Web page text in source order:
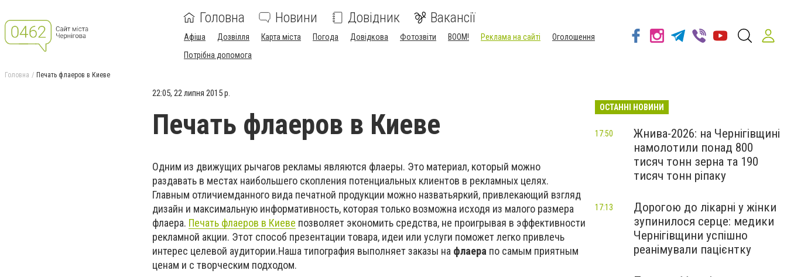
Головна Новини Довідник Вакансії
Афіша Дозвілля Карта міста Погода Довідкова Фотозвіти BOOM! Реклама на сайті
Оголошення
Потрібна допомога
Головна Печать флаеров в Киеве
22:05, 22 липня 2015 р.
Печать флаеров в Киеве
Одним из движущих рычагов рекламы являются флаеры. Это материал, который можно
раздавать в местах наибольшего скопления потенциальных клиентов в рекламных целях.
Главным отличиемданного вида печатной продукции можно назватьяркий, привлекающий взгляд
дизайн и максимальную информативность, которая только возможна исходя из малого размера
флаера. Печать флаеров в Киеве позволяет экономить средства, не проигрывая в эффективности
рекламной акции. Этот способ презентации товара, идеи или услуги поможет легко привлечь
интерес целевой аудитории.Наша типография выполняет заказы на флаера по самым приятным
ценам и с творческим подходом.
ОСТАННІ НОВИНИ
Жнива-2026: на Чернігівщині
намолотили понад 800
тисяч тонн зерна та 190
тисяч тонн ріпаку
17:50
Дорогою до лікарні у жінки
зупинилося серце: медики
Чернігівщини успішно
реанімували пацієнтку
17:13